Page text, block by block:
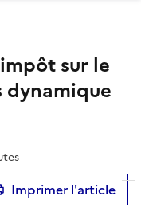
sur le
dynamique
Imprimer l'article